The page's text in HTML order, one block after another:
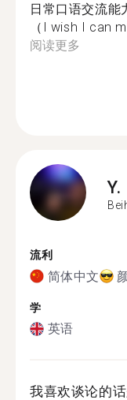
日常口语交流能
（I wish I can
阅读更多
Y.
流利
简体中文
学
英语
我喜欢谈论的